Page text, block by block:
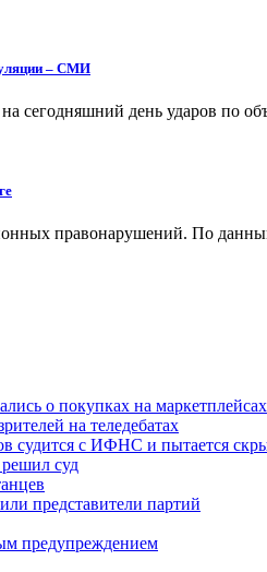
– СМИ
день ударов по
правонарушений. По
о покупках на маркетплейсах
на теледебатах
судится с ИФНС и пытается
суд
представители партий
предупреждением